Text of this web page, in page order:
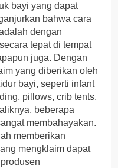
bayi yang dapat
bahwa cara
dengan
tepat di tempat
juga. Dengan
yang diberikan oleh
bayi, seperti infant
pillows, crib tents,
beberapa
membahayakan.
memberikan
mengklaim dapat